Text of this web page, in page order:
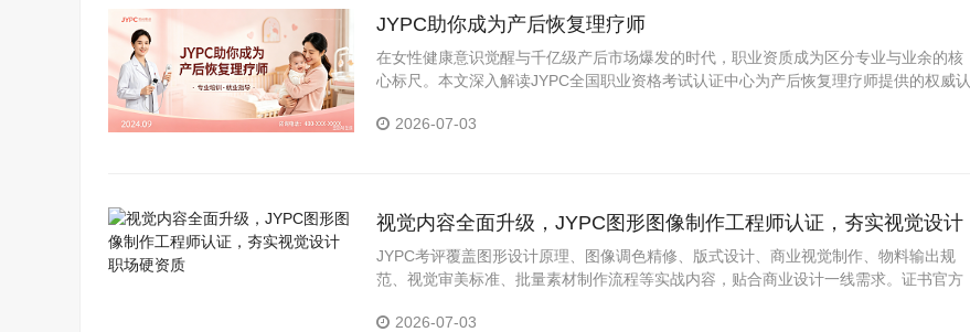
JYPC助你成为产后恢复理疗师
在女性健康意识觉醒与千亿级产后市场爆发的时代，职业资质成为区分专业与业余的核
心标尺。本文深入解读JYPC全国职业资格考试认证中心为产后恢复理疗师提供的权威认
2026-07-03
视觉内容全面升级，JYPC图形图像制作工程师认证，夯实视觉设计
职场硬资质
JYPC考评覆盖图形设计原理、图像调色精修、版式设计、商业视觉制作、物料输出规
范、视觉审美标准、批量素材制作流程等实战内容，贴合商业设计一线需求。证书官方
2026-07-03